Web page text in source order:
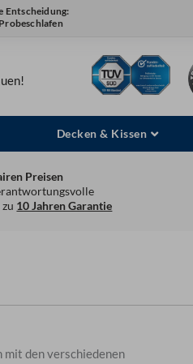
Entscheidung:
Decken & Kissen
Preisen
10 Jahren Garantie
mit den verschiedenen